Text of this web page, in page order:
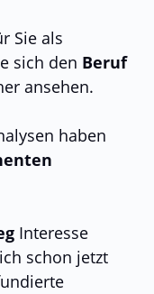
Sie als
sich den Beruf
ansehen.
haben
Interesse
schon jetzt